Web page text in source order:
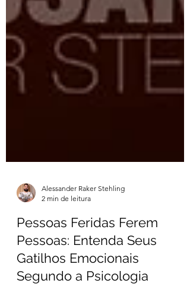
2 min de leitura
Pessoas Feridas Ferem
Pessoas: Entenda Seus
Gatilhos Emocionais